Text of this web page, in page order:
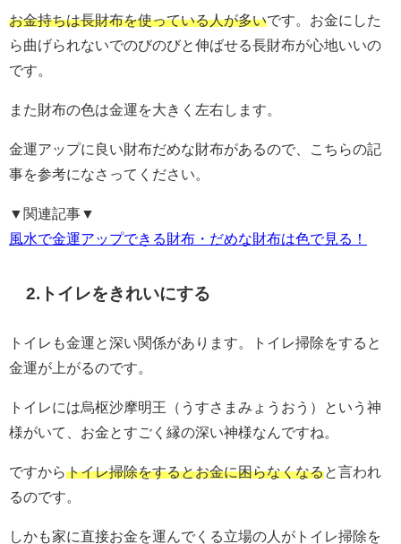
お金持ちは長財布を使っている人が多いです。お金にした
ら曲げられないでのびのびと伸ばせる長財布が心地いいの
です。
また財布の色は金運を大きく左右します。
金運アップに良い財布だめな財布があるので、こちらの記
事を参考になさってください。
▼関連記事▼
風水で金運アップできる財布・だめな財布は色で見る！
2.トイレをきれいにする
トイレも金運と深い関係があります。トイレ掃除をすると
金運が上がるのです。
トイレには烏枢沙摩明王（うすさまみょうおう）という神
様がいて、お金とすごく縁の深い神様なんですね。
ですからトイレ掃除をするとお金に困らなくなると言われ
るのです。
しかも家に直接お金を運んでくる立場の人がトイレ掃除を